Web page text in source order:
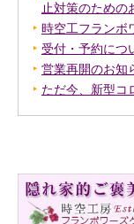
止対策のための
時空工フランボ
受付・予約につ
営業再開のお知
ただ今、新型コ